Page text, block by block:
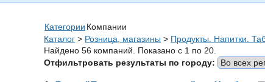
Категории Компании
Каталог > Розница, магазины > Продукты. Напитки.
Найдено 56 компаний. Показано с 1 по 20.
Отфильтровать результаты по городу: